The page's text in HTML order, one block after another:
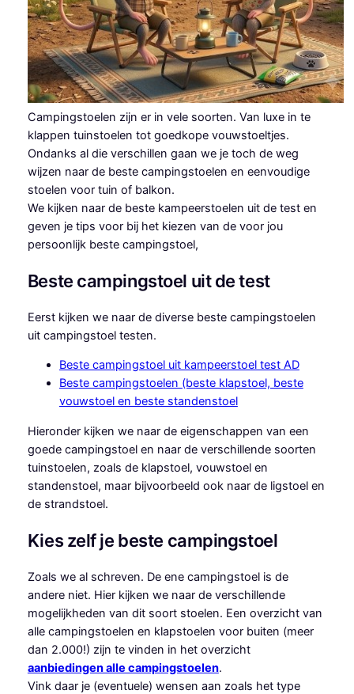
Campingstoelen zijn er in vele soorten. Van luxe in te
klappen tuinstoelen tot goedkope vouwstoeltjes.
Ondanks al die verschillen gaan we je toch de weg
wijzen naar de beste campingstoelen en eenvoudige
stoelen voor tuin of balkon.
We kijken naar de beste kampeerstoelen uit de test en
geven je tips voor bij het kiezen van de voor jou
persoonlijk beste campingstoel,
Beste campingstoel uit de test
Eerst kijken we naar de diverse beste campingstoelen
uit campingstoel testen.
Beste campingstoel uit kampeerstoel test AD
Beste campingstoelen (beste klapstoel, beste
vouwstoel en beste standenstoel
Hieronder kijken we naar de eigenschappen van een
goede campingstoel en naar de verschillende soorten
tuinstoelen, zoals de klapstoel, vouwstoel en
standenstoel, maar bijvoorbeeld ook naar de ligstoel en
de strandstoel.
Kies zelf je beste campingstoel
Zoals we al schreven. De ene campingstoel is de
andere niet. Hier kijken we naar de verschillende
mogelijkheden van dit soort stoelen. Een overzicht van
alle campingstoelen en klapstoelen voor buiten (meer
dan 2.000!) zijn te vinden in het overzicht
aanbiedingen alle campingstoelen.
Vink daar je (eventuele) wensen aan zoals het type